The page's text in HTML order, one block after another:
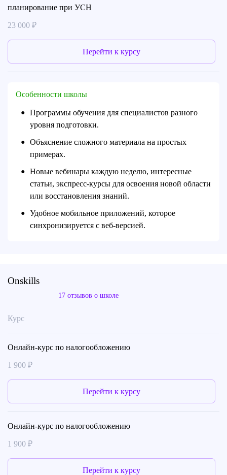
планирование при УСН
23 000 ₽
Перейти к курсу
Особенности школы
●
Программы обучения для специалистов разного
уровня подготовки.
●
Объяснение сложного материала на простых
примерах.
●
Новые вебинары каждую неделю, интересные
статьи, экспресс-курсы для освоения новой области
или восстановления знаний.
●
Удобное мобильное приложений, которое
синхронизируется с веб-версией.
Onskills
17 отзывов о школе
Курс
Онлайн-курс по налогообложению
1 900 ₽
Перейти к курсу
Онлайн-курс по налогообложению
1 900 ₽
Перейти к курсу